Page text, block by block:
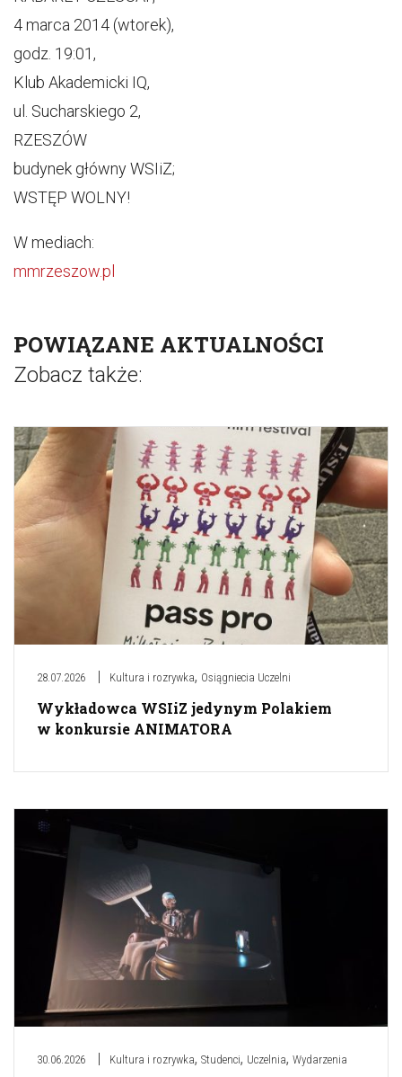
4 marca 2014 (wtorek),
godz. 19:01,
Klub Akademicki IQ,
ul. Sucharskiego 2,
RZESZÓW
budynek główny WSIiZ;
WSTĘP WOLNY!
W mediach:
mmrzeszow.pl
POWIĄZANE AKTUALNOŚCI
Zobacz także:
28.07.2026 Kultura i rozrywka, Osiągniecia Uczelni
Wykładowca WSIiZ jedynym Polakiem
w konkursie ANIMATORA
30.06.2026 Kultura i rozrywka, Studenci, Uczelnia, Wydarzenia